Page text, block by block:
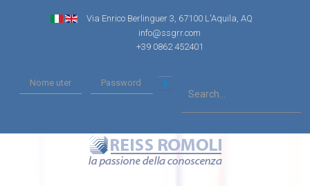
Via Enrico Berlinguer 3, 67100 L'Aquila, AQ
info@ssgrr.com
+39 0862 452401